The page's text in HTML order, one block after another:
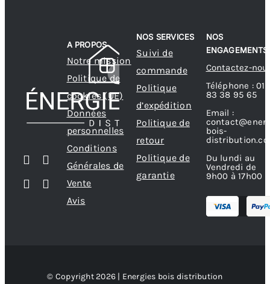
A PROPOS
Notre mission
Politique de
cookies (UE)
Données
personnelles
Conditions
Générales de
Vente
Avis
NOS SERVICES
Suivi de
commande
Politique
d’expédition
Politique de
retour
Politique de
garantie
NOS
ENGAGEMENTS
Contactez-
Téléphone : 01
83 38 95 65
Email :
bois-
Du lundi au
Vendredi de
9h00 à 17h00
© Copyright 2026 | Energies bois distribution